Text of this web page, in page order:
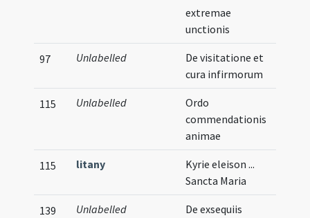
extremae
unctionis
97 Unlabelled
De visitatione et
cura infirmorum
115 Unlabelled
Ordo
commendationis
animae
115 litany
Kyrie eleison ...
Sancta Maria
139 Unlabelled De exsequiis